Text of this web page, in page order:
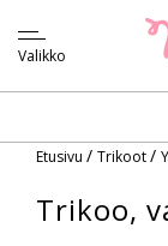
Valikko
Etusivu / Trikoot/
Trikoo,